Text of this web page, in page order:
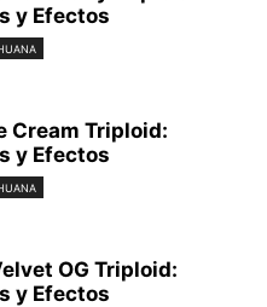
y Efectos
Cream Triploid:
y Efectos
OG Triploid:
y Efectos